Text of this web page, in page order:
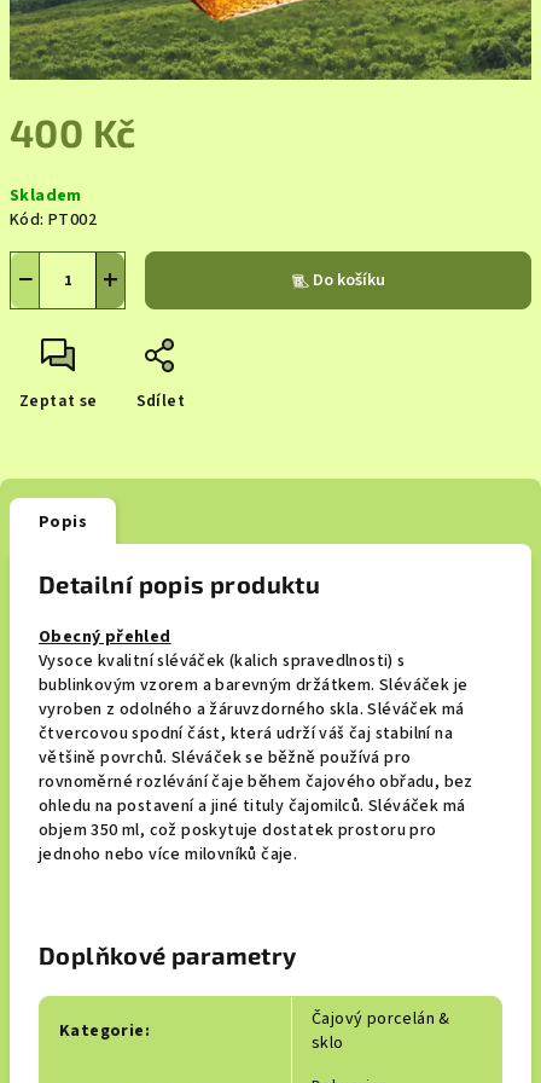
400 Kč
cena:
Skladem
Kód: PT002
+
− Do košíku
Zeptat se Sdílet
Popis
Detailní popis produktu
Obecný přehled
Vysoce kvalitní sléváček (kalich spravedlnosti) s
bublinkovým vzorem a barevným držátkem. Sléváček je
vyroben z odolného a žáruvzdorného skla. Sléváček má
čtvercovou spodní část, která udrží váš čaj stabilní na
většině povrchů. Sléváček se běžně používá pro
rovnoměrné rozlévání čaje během čajového obřadu, bez
ohledu na postavení a jiné tituly čajomilců. Sléváček má
objem 350 ml, což poskytuje dostatek prostoru pro
jednoho nebo více milovníků čaje.
Doplňkové parametry
Kategorie:
Čajový porcelán &
sklo